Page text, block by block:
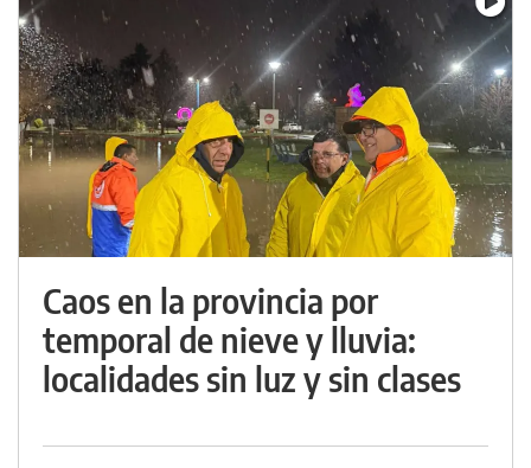
Caos en la provincia por
temporal de nieve y lluvia:
localidades sin luz y sin clases